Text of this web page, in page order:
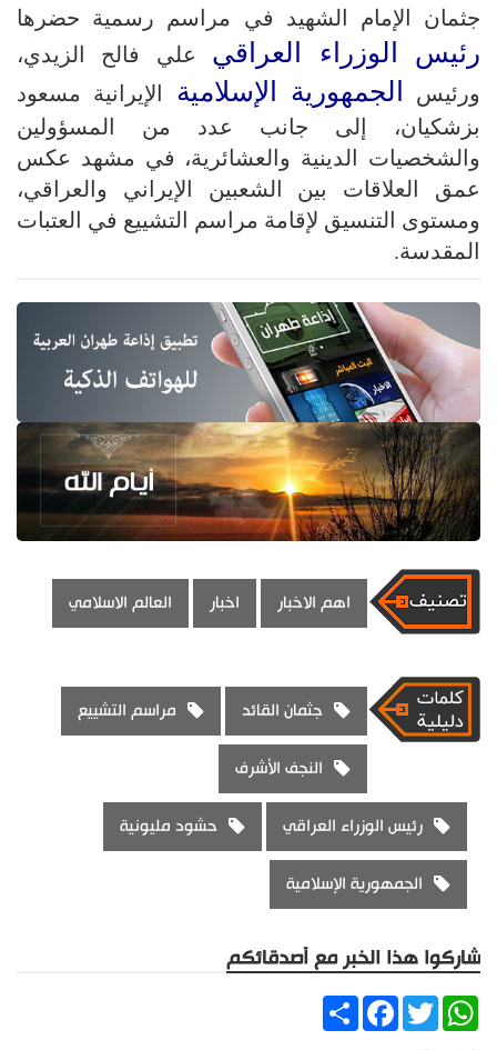
جثمان الإمام الشهيد في مراسم رسمية حضرها
رئيس الوزراء العراقي علي فالح الزيدي،
ورئيس
الجمهورية الإسلامية الإيرانية مسعود
بزشكيان، إلى جانب عدد من المسؤولين
والشخصيات الدينية والعشائرية، في مشهد عكس
عمق العلاقات بين الشعبين الإيراني والعراقي،
ومستوى التنسيق لإقامة مراسم التشييع في العتبات
المقدسة.
اهم الاخبار اخبار العالم الاسلامي
جثمان القائد مراسم التشييع
النجف الأشرف
رئيس الوزراء العراقي حشود مليونية
الجمهورية الإسلامية
شاركوا هذا الخبر مع أصدقائكم
ShareFacebookTwitter
WhatsApp